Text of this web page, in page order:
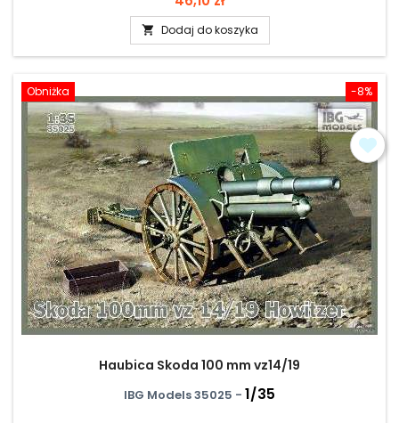
 Dodaj do koszyka
-8%
Obniżka
Haubica Skoda 100 mm vz14/19
IBG Models 35025 - 1/35